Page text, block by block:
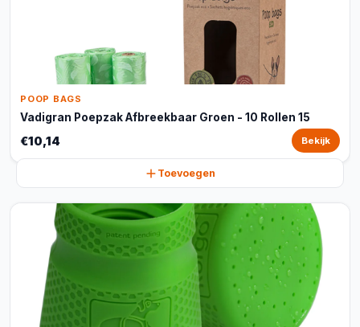
POOP BAGS
Vadigran Poepzak Afbreekbaar Groen - 10 Rollen 15
€10,14 Bekijk
Toevoegen